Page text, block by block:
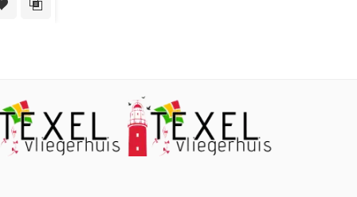
Toevoegen aan verlanglijst
Toevoegen aan vergelijking